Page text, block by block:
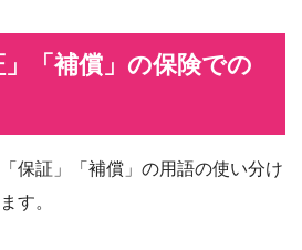
」「補償」の保険での
保証」「補償」の用語の使い分け
す。